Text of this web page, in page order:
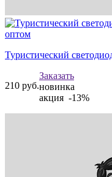
Туристический
210 руб.
Заказать
новинка
акция -13%